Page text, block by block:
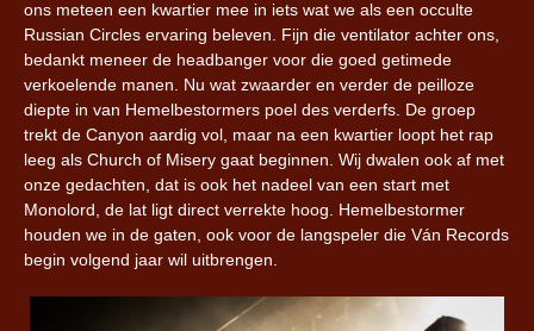
ons meteen een kwartier mee in iets wat we als een occulte
Russian Circles ervaring beleven. Fijn die ventilator achter ons,
bedankt meneer de headbanger voor die goed getimede
verkoelende manen. Nu wat zwaarder en verder de peilloze
diepte in van Hemelbestormers poel des verderfs. De groep
trekt de Canyon aardig vol, maar na een kwartier loopt het rap
leeg als Church of Misery gaat beginnen. Wij dwalen ook af met
onze gedachten, dat is ook het nadeel van een start met
Monolord, de lat ligt direct verrekte hoog. Hemelbestormer
houden we in de gaten, ook voor de langspeler die Ván Records
begin volgend jaar wil uitbrengen.